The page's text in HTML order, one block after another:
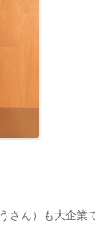
さん）も大企業